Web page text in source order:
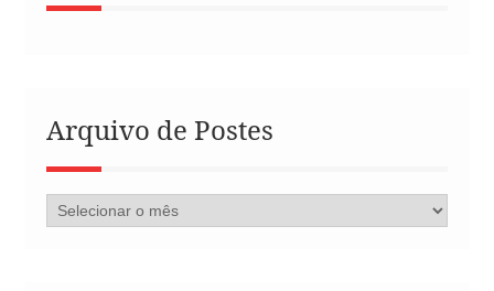
Arquivo de Postes
Arquivo
de